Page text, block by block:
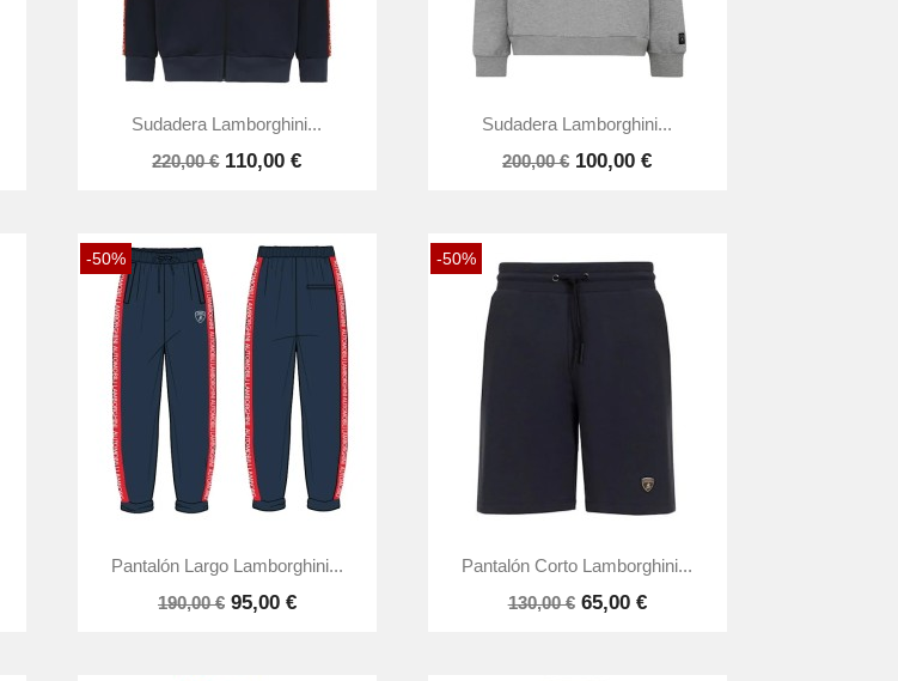
Vista rápida
Sudadera Lamborghini...
220,00 € 110,00 €
Vista rápida
Sudadera Lamborghini...
200,00 € 100,00 €
-50%
 Vista rápida
Pantalón Largo Lamborghini...
190,00 € 95,00 €
-50%
Vista rápida
Pantalón Corto Lamborghini...
130,00 € 65,00 €